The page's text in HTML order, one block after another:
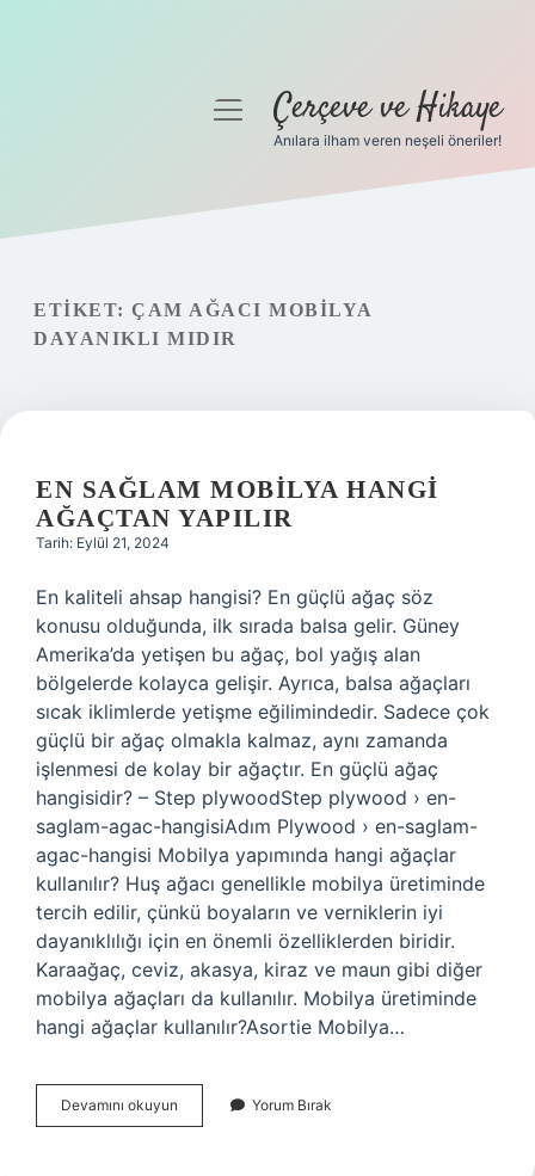
Gizlilik Politikası
Hakkımızda
menüyüÇerçeve ve Hikaye
Anılara ilham veren neşeli öneriler!
ETIKET: ÇAM AĞACI MOBILYA
DAYANIKLI MIDIR
EN SAĞLAM MOBILYA HANGI
AĞAÇTAN YAPILIR
Tarih: Eylül 21, 2024
En kaliteli ahsap hangisi? En güçlü ağaç söz
konusu olduğunda, ilk sırada balsa gelir. Güney
Amerika’da yetişen bu ağaç, bol yağış alan
bölgelerde kolayca gelişir. Ayrıca, balsa ağaçları
sıcak iklimlerde yetişme eğilimindedir. Sadece çok
güçlü bir ağaç olmakla kalmaz, aynı zamanda
işlenmesi de kolay bir ağaçtır. En güçlü ağaç
hangisidir? – Step plywoodStep plywood › en-
saglam-agac-hangisiAdım Plywood › en-saglam-
agac-hangisi Mobilya yapımında hangi ağaçlar
kullanılır? Huş ağacı genellikle mobilya üretiminde
tercih edilir, çünkü boyaların ve verniklerin iyi
dayanıklılığı için en önemli özelliklerden biridir.
Karaağaç, ceviz, akasya, kiraz ve maun gibi diğer
mobilya ağaçları da kullanılır. Mobilya üretiminde
hangi ağaçlar kullanılır?Asortie Mobilya…
Devamını okuyun
Sağlam
Yorum Bırak